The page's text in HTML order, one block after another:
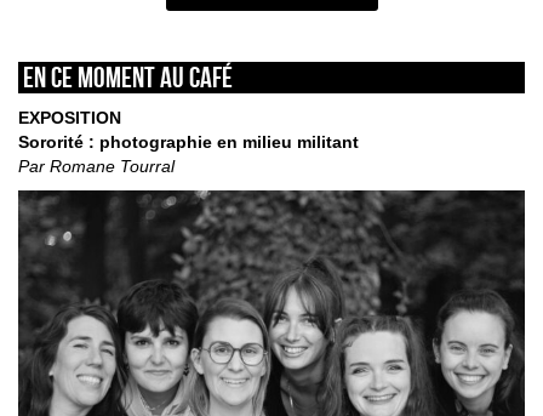
En ce moment au café
EXPOSITION
Sororité : photographie en milieu militant
Par Romane Tourral